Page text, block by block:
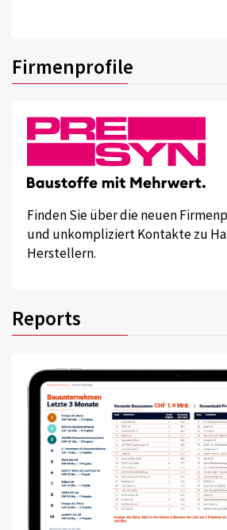
Firmenprofile
Finden Sie über die neuen
und unkompliziert Kontakte zu
Herstellern.
Reports